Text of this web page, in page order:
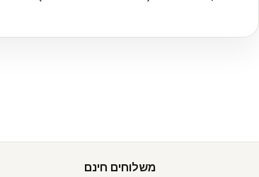
משלוחים חינם